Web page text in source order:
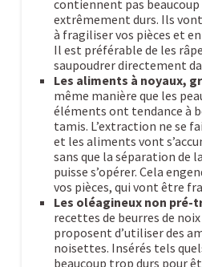
contiennent pas
extrêmement durs. Ils
à fragiliser vos pièces et
Il est préférable de les
saupoudrer directement
Les aliments à noyaux,
même manière que les
éléments ont tendance à
tamis. L’extraction ne se
et les aliments vont
sans que la séparation de
puisse s’opérer. Cela
vos pièces, qui vont être
Les oléagineux non pré-
recettes de beurres de
proposent d’utiliser des
noisettes. Insérés tels
beaucoup trop durs pour